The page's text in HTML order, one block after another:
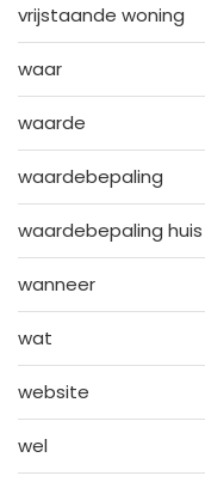
vrijstaande woning
waar
waarde
waardebepaling
waardebepaling huis
wanneer
wat
website
wel